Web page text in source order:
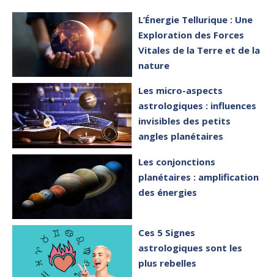
L’Énergie Tellurique : Une
Exploration des Forces
Vitales de la Terre et de la
nature
Les micro-aspects
astrologiques : influences
invisibles des petits
angles planétaires
Les conjonctions
planétaires : amplification
des énergies
Ces 5 Signes
astrologiques sont les
plus rebelles